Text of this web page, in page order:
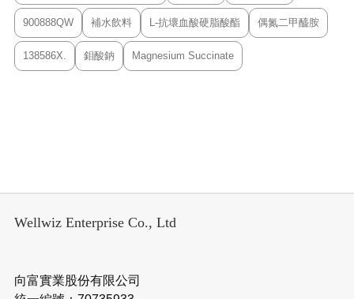
900888QW 補水飲料 L-抗壞血酸硬脂酸酯 偶氮二甲醯胺
138586X. 鉬酸鈉 Magnesium Succinate
Wellwiz Enterprise Co., Ltd
向富實業股份有限公司